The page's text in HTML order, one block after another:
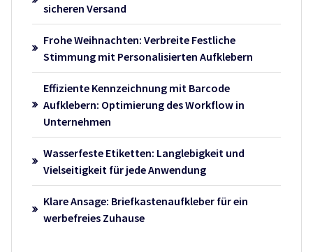
sicheren Versand
Frohe Weihnachten: Verbreite Festliche
Stimmung mit Personalisierten Aufklebern
Effiziente Kennzeichnung mit Barcode
Aufklebern: Optimierung des Workflow in
Unternehmen
Wasserfeste Etiketten: Langlebigkeit und
Vielseitigkeit für jede Anwendung
Klare Ansage: Briefkastenaufkleber für ein
werbefreies Zuhause